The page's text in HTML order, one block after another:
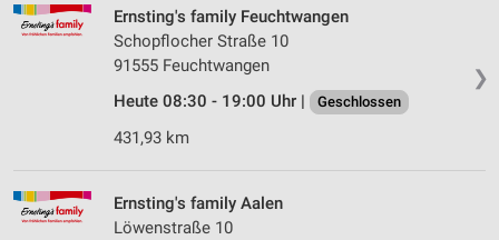
❯
Ernsting's family Feuchtwangen
Schopflocher Straße 10
91555 Feuchtwangen
Heute 08:30 - 19:00 Uhr |
Geschlossen
431,93 km
Ernsting's family Aalen
Löwenstraße 10